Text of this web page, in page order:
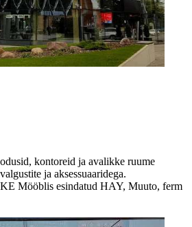
kontoreid ja avalikke ruume
ja aksessuaaridega.
Mööblis esindatud HAY, Muuto, ferm